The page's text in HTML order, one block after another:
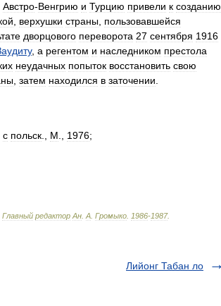
Австро-Венгрию и Турцию привели к созданию
верхушки страны пользовавшейся
дворцового переворота 27 сентября 1916
, а регентом и наследником престола
неудачных попыток восстановить свою
затем находился в заточении
с польск М 1976;
Главный редактор Ан А Громыко 1986-1987.
Лийонг Табан ло